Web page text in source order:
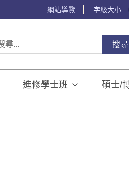
網站導覽 字級大小
搜尋
進修學士班 碩士/